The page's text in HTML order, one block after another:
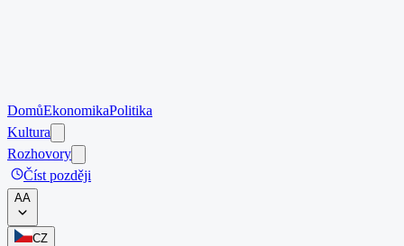
DomůEkonomikaPolitika
Kultura
Rozhovory
Číst později
AA
CZ